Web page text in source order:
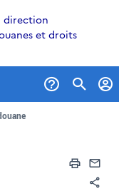
direction
et droits